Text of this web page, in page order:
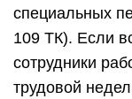
специальных
109 ТК). Если
сотрудники
трудовой